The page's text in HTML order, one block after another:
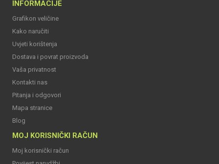
INFORMACIJE
Grafikon veličine
Kako naručiti
Uvjeti korištenja
Dostava i povrat proizvoda
Vaša privatnost
Kontakti nas
Pitanja i odgovori
Mapa stranice
Blog
MOJ KORISNIČKI RAČUN
Moj korisnički račun